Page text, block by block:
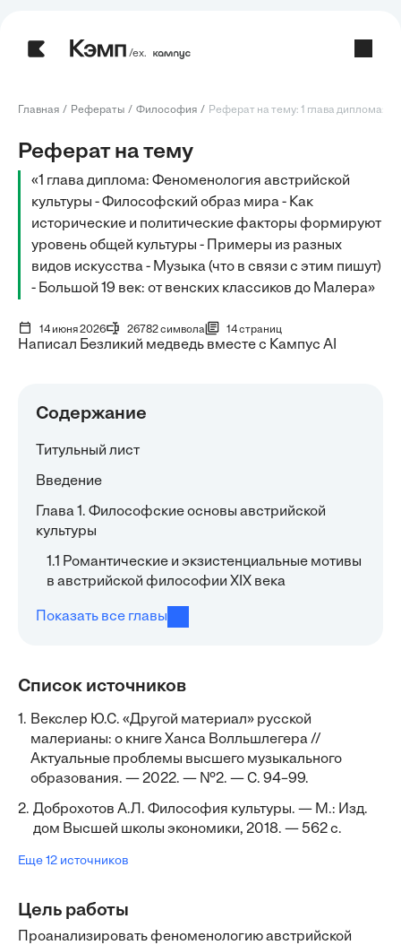
/ех.
Главная Рефераты Философия Реферат на тему: 1 глава диплома:
Реферат на тему
«1 глава диплома: Феноменология австрийской
культуры - Философский образ мира - Как
исторические и политические факторы формируют
уровень общей культуры - Примеры из разных
видов искусства - Музыка (что в связи с этим пишут)
- Большой 19 век: от венских классиков до Малера»
14 июня 2026 26782 символа 14 страниц
Написал Безликий медведь вместе с Кампус AI
Содержание
Титульный лист
Введение
Глава 1. Философские основы австрийской
культуры
1.1 Романтические и экзистенциальные мотивы
в австрийской философии XIX века
Показать все главы
Список источников
1. Векслер Ю.С. «Другой материал» русской
малерианы: о книге Ханса Волльшлегера //
Актуальные проблемы высшего музыкального
образования. — 2022. — №2. — С. 94–99.
2. Доброхотов А.Л. Философия культуры. — М.: Изд.
дом Высшей школы экономики, 2018. — 562 с.
Еще 12 источников
Цель работы
Проанализировать феноменологию австрийской